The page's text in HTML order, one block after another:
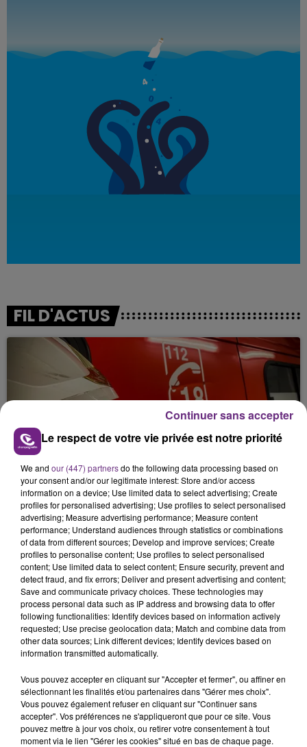
FIL D'ACTUS
UN FEU DE REMORQUE BLOQUE LA
CIRCULATION DANS LES ARDENNES
Un feu de remorque s'est déclaré ce mercredi en
fin de matinée sur l'A34.
VENEZ FÊTER CE WEEK-END
L'ANNIVERSAIRE DE WOINIC
l'anniversaire du plus gros sanglier du monde.
Une fête est donc organisée et vous êtes tous
conviés !
TITRES DIFFUSÉS
Le respect de votre vie privée est notre priorité
We and our (447) partnersdo the following data processing based on
your consent and/or our legitimate interest: Store and/or access
information on a device; Use limited data to select advertising; Create
profiles for personalised advertising; Use profiles to select personalised
advertising; Measure advertising performance; Measure content
performance; Understand audiences through statistics or combinations
of data from different sources; Develop and improve services; Create
profiles to personalise content; Use profiles to select personalised
content; Use limited data to select content; Ensure security, prevent and
detect fraud, and fix errors; Deliver and present advertising and content;
Save and communicate privacy choices. These technologies may
process personal data such as IP address and browsing data to offer
following functionalities: Identify devices based on information actively
requested; Use precise geolocation data; Match and combine data from
other data sources; Link different devices; Identify devices based on
information transmitted automatically.
Vous pouvez accepter en cliquant sur "Accepter et fermer", ou affiner en
sélectionnant les finalités et/ou partenaires dans "Gérer mes choix".
Vous pouvez également refuser en cliquant sur "Continuer sans
accepter". Vos préférences ne s'appliqueront que pour ce site. Vous
pouvez mettre à jour vos choix, ou retirer votre consentement à tout
moment via le lien "Gérer les cookies" situé en bas de chaque page.
Continuer sans accepter